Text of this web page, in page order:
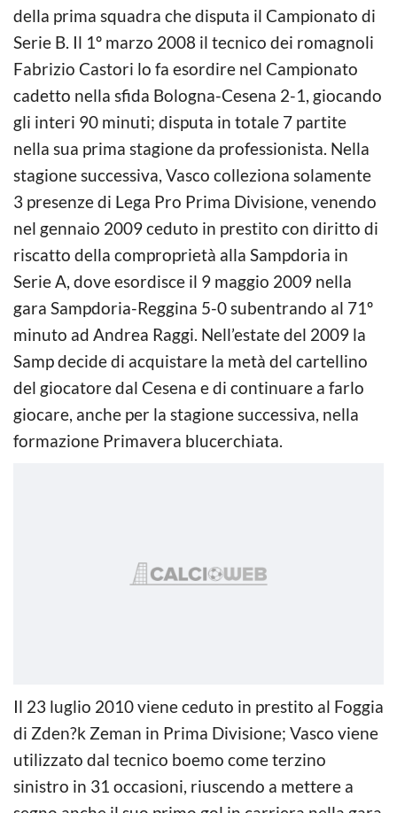
della prima squadra che disputa il Campionato di
Serie B. Il 1º marzo 2008 il tecnico dei romagnoli
Fabrizio Castori lo fa esordire nel Campionato
cadetto nella sfida Bologna-Cesena 2-1, giocando
gli interi 90 minuti; disputa in totale 7 partite
nella sua prima stagione da professionista. Nella
stagione successiva, Vasco colleziona solamente
3 presenze di Lega Pro Prima Divisione, venendo
nel gennaio 2009 ceduto in prestito con diritto di
riscatto della comproprietà alla Sampdoria in
Serie A, dove esordisce il 9 maggio 2009 nella
gara Sampdoria-Reggina 5-0 subentrando al 71º
minuto ad Andrea Raggi. Nell’estate del 2009 la
Samp decide di acquistare la metà del cartellino
del giocatore dal Cesena e di continuare a farlo
giocare, anche per la stagione successiva, nella
formazione Primavera blucerchiata.
Il 23 luglio 2010 viene ceduto in prestito al Foggia
di Zden?k Zeman in Prima Divisione; Vasco viene
utilizzato dal tecnico boemo come terzino
sinistro in 31 occasioni, riuscendo a mettere a